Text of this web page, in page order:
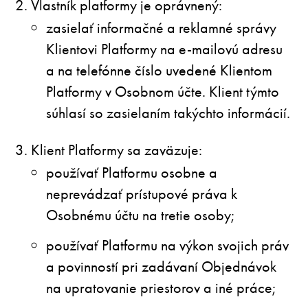
Vlastník platformy je oprávnený:
zasielať informačné a reklamné správy
Klientovi Platformy na e-mailovú adresu
a na telefónne číslo uvedené Klientom
Platformy v Osobnom účte. Klient týmto
súhlasí so zasielaním takýchto informácií.
Klient Platformy sa zaväzuje:
používať Platformu osobne a
neprevádzať prístupové práva k
Osobnému účtu na tretie osoby;
používať Platformu na výkon svojich práv
a povinností pri zadávaní Objednávok
na upratovanie priestorov a iné práce;